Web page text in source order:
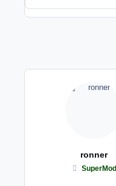
ronner
SuperMod